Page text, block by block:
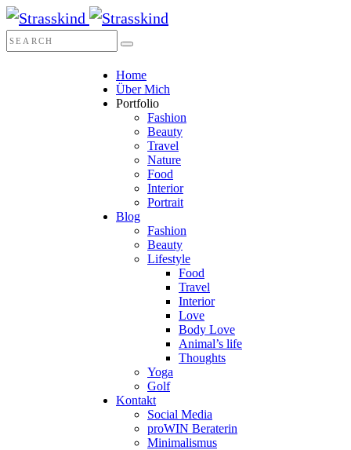
Home
Über Mich
Portfolio
Fashion
Beauty
Travel
Nature
Food
Interior
Portrait
Blog
Fashion
Beauty
Lifestyle
Food
Travel
Interior
Love
Body Love
Animal’s life
Thoughts
Yoga
Golf
Kontakt
Social Media
proWIN Beraterin
Minimalismus